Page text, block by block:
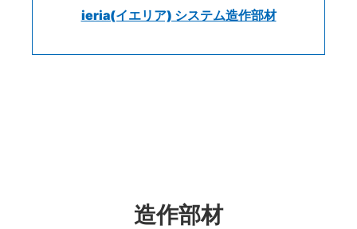
ieria(イエリア) システム造作部材
造作部材